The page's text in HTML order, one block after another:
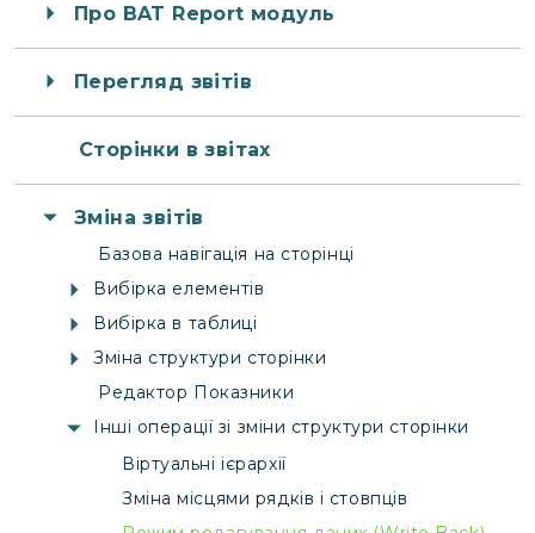
Про BAT Report модуль
Перегляд звітів
Сторінки в звітах
Зміна звітів
Базова навігація на сторінці
Вибірка елементів
Вибірка в таблиці
Зміна структури сторінки
Редактор Показники
Інші операції зі зміни структури сторінки
Віртуальні ієрархії
Зміна місцями рядків і стовпців